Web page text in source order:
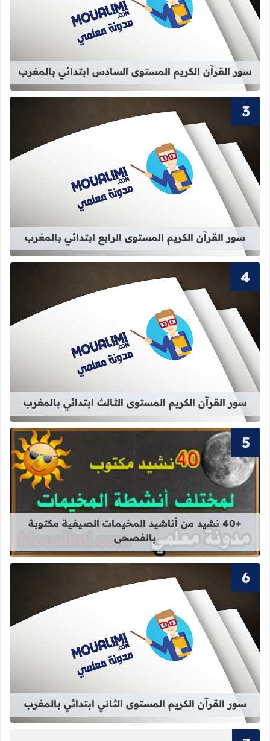
قراءة المزيد عن سور القرآن
سور القرآن الكريم المستوى السادس ابتدائي بالمغرب
قراءة المزيد عن سور القرآن الكريم
سور القرآن الكريم المستوى الرابع ابتدائي بالمغرب
قراءة المزيد عن سور القرآن الكريم
سور القرآن الكريم المستوى الثالث ابتدائي بالمغرب
قراءة المزيد عن +40 نشيد من أناشيد المخيمات الصيفية مكتوبة بالفصحى
+40 نشيد من أناشيد المخيمات الصيفية مكتوبة
بالفصحى
قراءة المزيد عن سور القرآن الكريم
سور القرآن الكريم المستوى الثاني ابتدائي بالمغرب